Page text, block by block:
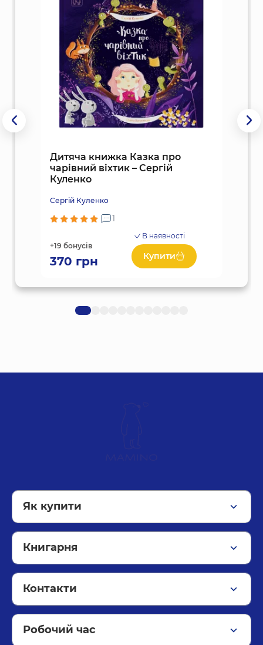
Дитяча книжка Казка про
чарівний віхтик – Сергій
Куленко
Сергій Куленко
1
+19 бонусів
370 грн
В наявності
Купити
Як купити
Бонусна система
Правила користування сайтом
Оплата і доставка
Книгарня
Про видавництво
Дитяча література
Доросла література
Контакти
02000 м. Київ
Харківське шосе 188
Робочий час